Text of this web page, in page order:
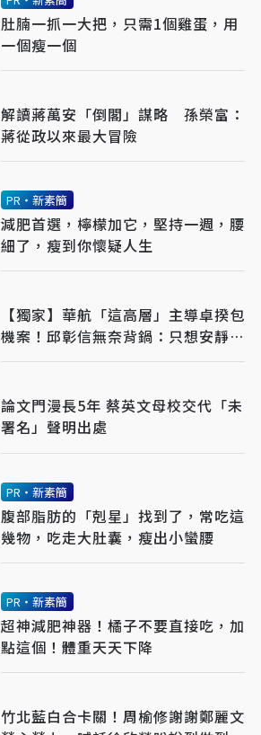
肚腩一抓一大把，只需1個雞蛋，用
一個瘦一個
解讀蔣萬安「倒閣」謀略 孫榮富：
蔣從政以來最大冒險
PR・新素簡
減肥首選，檸檬加它，堅持一週，腰
細了，瘦到你懷疑人生
【獨家】華航「這高層」主導卓揆包
機案！邱彰信無奈背鍋：只想安靜工
作
論文門漫長5年 蔡英文母校交代「未
署名」聲明出處
PR・新素簡
腹部脂肪的「剋星」找到了，常吃這
幾物，吃走大肚囊，瘦出小蠻腰
PR・新素簡
超神減肥神器！橘子不要直接吃，加
點這個！體重天天下降
竹北藍白合卡關！周榆修謝謝鄭麗文